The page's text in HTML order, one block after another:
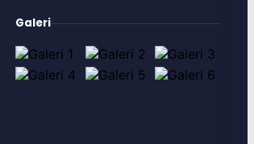
Galeri